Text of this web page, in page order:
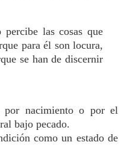
percibe las cosas que
para él son locura,
se han de discernir
nacimiento o por el
bajo pecado.
como un estado de